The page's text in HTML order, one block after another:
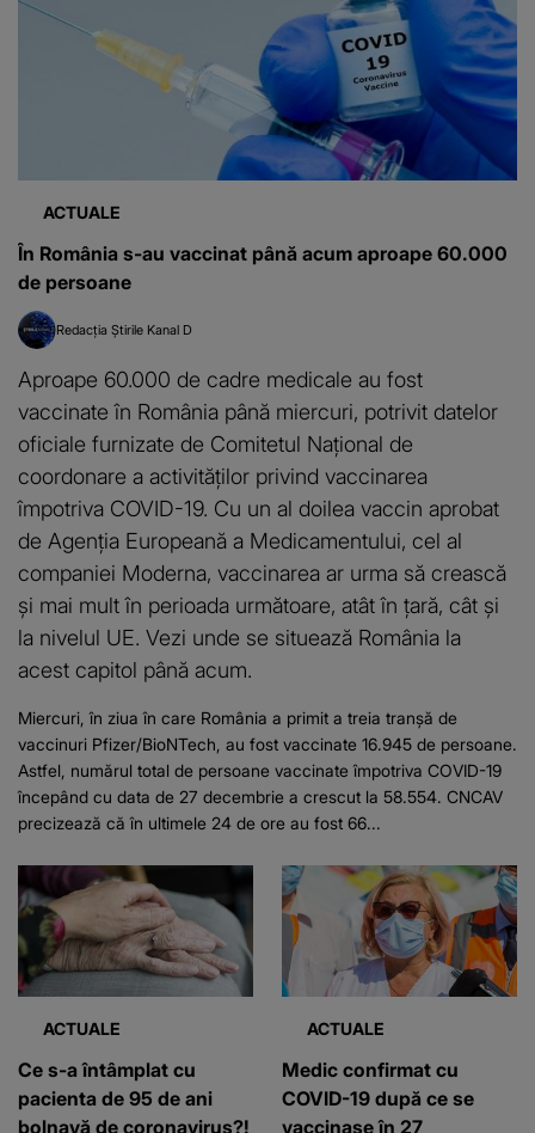
ACTUALE
În România s-au vaccinat până acum aproape 60.000
de persoane
Redacția Știrile Kanal D
Aproape 60.000 de cadre medicale au fost
vaccinate în România până miercuri, potrivit datelor
oficiale furnizate de Comitetul Naţional de
coordonare a activităţilor privind vaccinarea
împotriva COVID-19. Cu un al doilea vaccin aprobat
de Agenția Europeană a Medicamentului, cel al
companiei Moderna, vaccinarea ar urma să crească
și mai mult în perioada următoare, atât în țară, cât și
la nivelul UE. Vezi unde se situează România la
acest capitol până acum.
Miercuri, în ziua în care România a primit a treia tranșă de
vaccinuri Pfizer/BioNTech, au fost vaccinate 16.945 de persoane.
Astfel, numărul total de persoane vaccinate împotriva COVID-19
începând cu data de 27 decembrie a crescut la 58.554. CNCAV
precizează că în ultimele 24 de ore au fost 66...
ACTUALE
Ce s-a întâmplat cu
pacienta de 95 de ani
bolnavă de coronavirus?!
ACTUALE
Medic confirmat cu
COVID-19 după ce se
vaccinase în 27